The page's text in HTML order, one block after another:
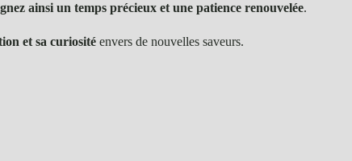
ainsi un temps précieux et une patience renouvelée.
et sa curiosité envers de nouvelles saveurs.